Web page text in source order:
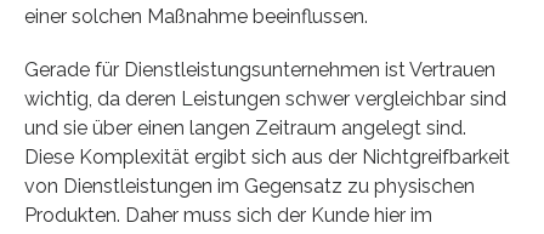
einer solchen Maßnahme beeinflussen.
Gerade für Dienstleistungsunternehmen ist Vertrauen
wichtig, da deren Leistungen schwer vergleichbar sind
und sie über einen langen Zeitraum angelegt sind.
Diese Komplexität ergibt sich aus der Nichtgreifbarkeit
von Dienstleistungen im Gegensatz zu physischen
Produkten. Daher muss sich der Kunde hier im